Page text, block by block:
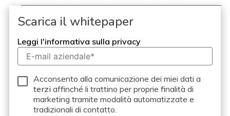
Scarica il whitepaper
Leggi l'informativa sulla privacy
Acconsento alla comunicazione dei miei dati a
terzi affinché li trattino per proprie finalità di
marketing tramite modalità automatizzate e
tradizionali di contatto.